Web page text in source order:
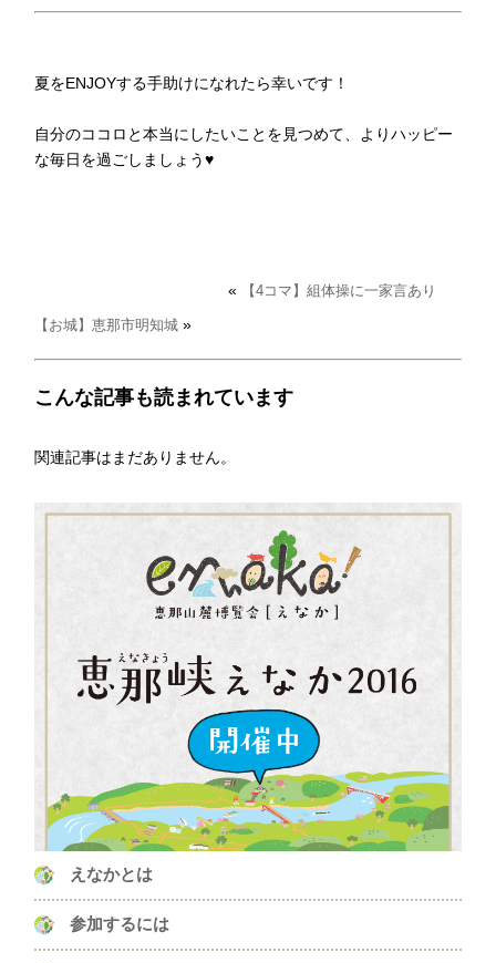
夏をENJOYする手助けになれたら幸いです！
自分のココロと本当にしたいことを見つめて、よりハッピー
な毎日を過ごしましょう♥
« 【4コマ】組体操に一家言あり
【お城】恵那市明知城 »
こんな記事も読まれています
関連記事はまだありません。
えなかとは
参加するには